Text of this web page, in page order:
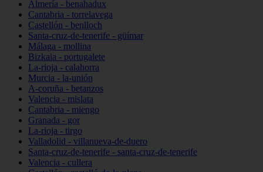
Almería - benahadux
Cantabria - torrelavega
Castellón - benlloch
Santa-cruz-de-tenerife - güímar
Málaga - mollina
Bizkaia - portugalete
La-rioja - calahorra
Murcia - la-unión
A-coruña - betanzos
Valencia - mislata
Cantabria - miengo
Granada - gor
La-rioja - tirgo
Valladolid - villanueva-de-duero
Santa-cruz-de-tenerife - santa-cruz-de-tenerife
Valencia - cullera